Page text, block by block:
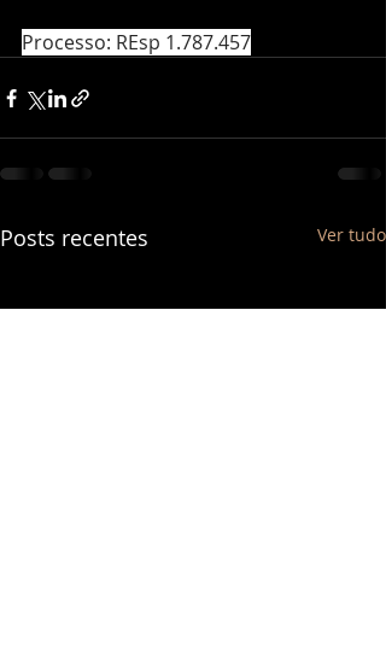
Processo: REsp 1.787.457
Posts recentes Ver tudo